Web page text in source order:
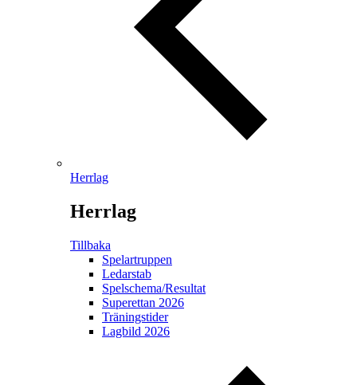
Herrlag
Herrlag
Tillbaka
Spelartruppen
Ledarstab
Spelschema/Resultat
Superettan 2026
Träningstider
Lagbild 2026